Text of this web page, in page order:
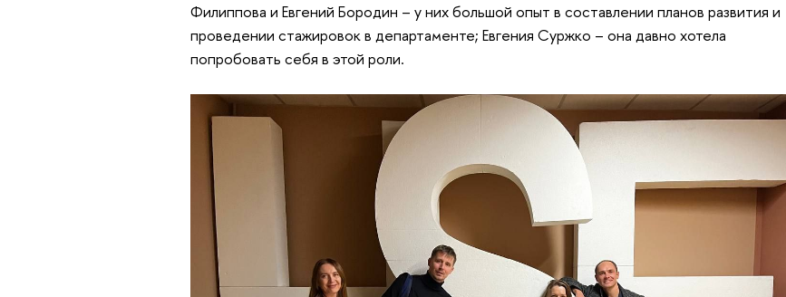
Филиппова и Евгений Бородин – у них большой опыт в составлении планов развития и
проведении стажировок в департаменте; Евгения Суржко – она давно хотела
попробовать себя в этой роли.